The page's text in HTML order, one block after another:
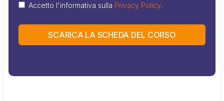
Accetto l'informativa sulla Privacy Policy.
SCARICA LA SCHEDA DEL CORSO